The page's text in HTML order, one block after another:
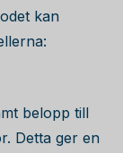
kan
belopp till
Detta ger en